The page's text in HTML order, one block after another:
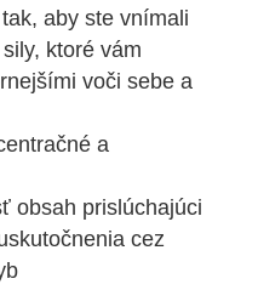
aby ste vnímali
ktoré vám
voči sebe a
a
obsah prislúchajúci
cez